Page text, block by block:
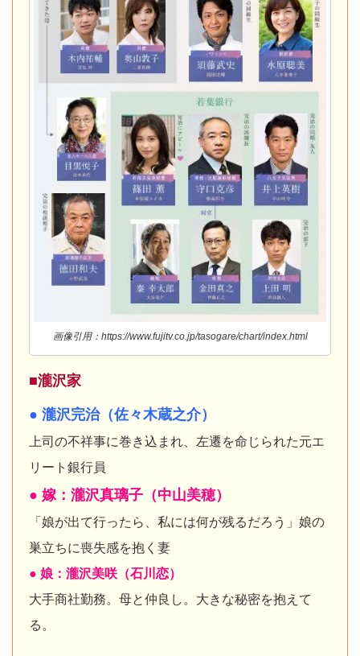
画像引用：https://www.fujitv.co.jp/tasogare/chart/index.html
■瀧沢家
● 瀧沢完治（佐々木蔵之介）
上司の不祥事に巻き込まれ、左遷を命じられた元エ
リート銀行員
● 嫁：瀧沢真璃子（中山美穂）
「娘が出て行ったら、私には何が残るだろう」娘の
巣立ちに喪失感を抱く妻
● 娘：瀧沢美咲（石川恋）
大手商社勤務。母と仲良し。大きな秘密を抱えて
る。